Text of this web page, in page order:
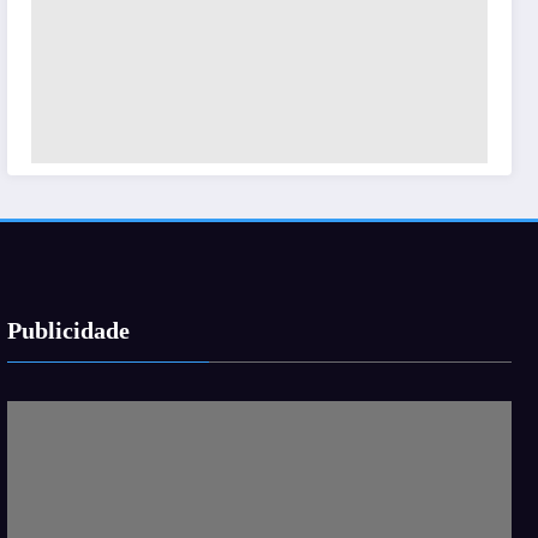
Publicidade